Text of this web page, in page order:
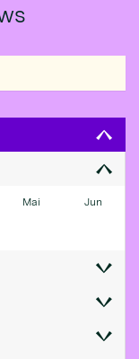
Mai Jun